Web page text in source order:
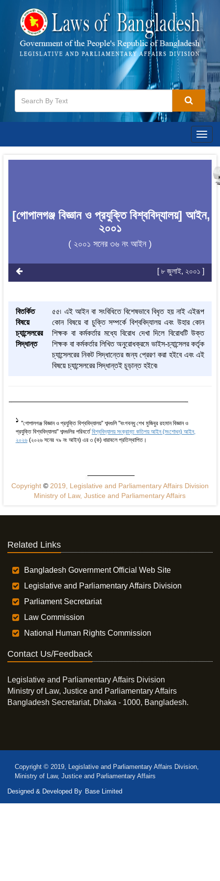
1[গোপালগঞ্জ বিজ্ঞান ও প্রযুক্তি বিশ্ববিদ্যালয়] আইন,
২০০১
( ২০০১ সনের ৩৬ নং আইন )
[ ৮ জুলাই, ২০০১ ]
বিতর্কিত
বিষয়ে
চ্যান্সেলরের
সিদ্ধান্ত
৫৫৷ এই আইন বা সংবিধিতে বিশেষভাবে বিধৃত হয় নাই এইরূপ
কোন বিষয়ে বা চুক্তি সম্পর্কে বিশ্ববিদ্যালয় এবং উহার কোন
শিক্ষক বা কর্মকর্তার মধ্যে বিরোধ দেখা দিলে বিরোধটি উক্ত
শিক্ষক বা কর্মকর্তার লিখিত অনুরোধক্রমে ভাইস-চ্যান্সেলর কর্তৃক
চ্যান্সেলরের নিকট সিদ্ধান্তের জন্য প্রেরণ করা হইবে এবং এই
বিষয়ে চ্যান্সেলরের সিদ্ধান্তই চূড়ান্ত হইবে৷
1 "গোপালগঞ্জ বিজ্ঞান ও প্রযুক্তি বিশ্ববিদ্যালয়” শব্দগুলি "বংগবন্ধু শেখ মুজিবুর রহমান বিজ্ঞান ও
প্রযুক্তি বিশ্ববিদ্যালয়" শব্দগুলির পরিবর্তেবিশ্ববিদ্যালয় সংক্রান্ত কতিপয় আইন (সংশোধন) আইন,
২০২৬(২০২৬ সনের ৭৯ নং আইন) এর ৩ (ক) ধারাবলে প্রতিস্থাপিত।
Copyright ©2019, Legislative and Parliamentary Affairs Division
Ministry of Law, Justice and Parliamentary Affairs
Related Links
Bangladesh Government Official Web Site
Legislative and Parliamentary Affairs Division
Parliament Secretariat
Law Commission
National Human Rights Commission
Contact Us/Feedback
Legislative and Parliamentary Affairs Division
Ministry of Law, Justice and Parliamentary Affairs
Bangladesh Secretariat, Dhaka - 1000, Bangladesh.
Copyright © 2019, Legislative and Parliamentary Affairs Division,
Ministry of Law, Justice and Parliamentary Affairs
Designed & Developed By Base Limited